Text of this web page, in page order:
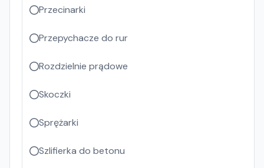
Przecinarki
Przepychacze do rur
Rozdzielnie prądowe
Skoczki
Sprężarki
Szlifierka do betonu